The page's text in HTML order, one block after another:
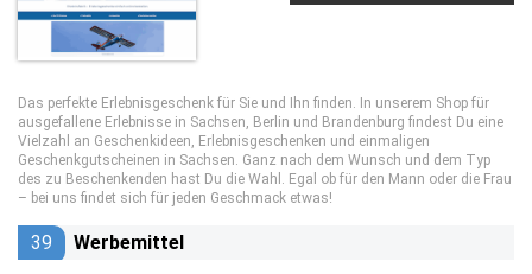
Das perfekte Erlebnisgeschenk für Sie und Ihn finden. In unserem Shop für
ausgefallene Erlebnisse in Sachsen, Berlin und Brandenburg findest Du eine
Vielzahl an Geschenkideen, Erlebnisgeschenken und einmaligen
Geschenkgutscheinen in Sachsen. Ganz nach dem Wunsch und dem Typ
des zu Beschenkenden hast Du die Wahl. Egal ob für den Mann oder die Frau
– bei uns findet sich für jeden Geschmack etwas!
39 Werbemittel